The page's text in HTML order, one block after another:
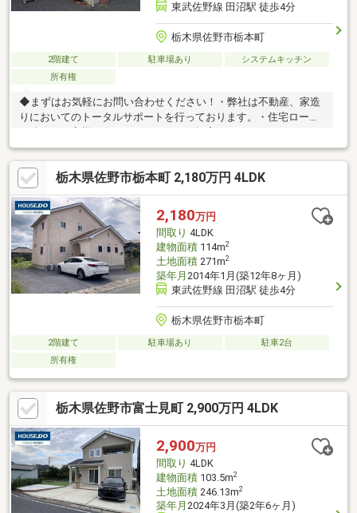
東武佐野線 田沼駅 徒歩4分
栃木県佐野市栃本町
2階建て 駐車場あり
システムキッチン
所有権
◆まずはお気軽にお問い合わせください！・弊社は不動産、家造
りにおいてのトータルサポートを行っております。・住宅ローン
す。・スタッフ一同、誠心誠意ご対応させていただきます！◆経
験知識が豊富なスタッフが在籍！迅速な対応を心掛けておりま
す。・お問合せを受けてから即日ご対応をさせていただきま
す。・その他物件情報も多数ございます！お気軽にお問い合わせ
ください。
栃木県佐野市栃本町 2,180万円 4LDK
2,180万円
間取り 4LDK
建物面積114m2
土地面積271m2
築年月 2014年1月(築12年8ヶ月)
東武佐野線 田沼駅 徒歩4分
栃木県佐野市栃本町
2階建て 駐車場あり
駐車2台
所有権
栃木県佐野市富士見町 2,900万円 4LDK
2,900万円
間取り 4LDK
建物面積103.5m2
土地面積246.13m2
築年月 2024年3月(築2年6ヶ月)